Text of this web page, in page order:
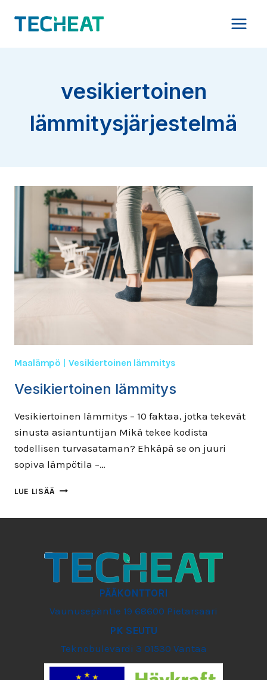
sisältöön
vesikiertoinen
lämmitysjärjestelmä
Maalämpö | Vesikiertoinen lämmitys
Vesikiertoinen lämmitys
Vesikiertoinen lämmitys – 10 faktaa, jotka tekevät
sinusta asiantuntijan Mikä tekee kodista
todellisen turvasataman? Ehkäpä se on juuri
sopiva lämpötila –…
LUE LISÄÄ VESIKIERTOINEN
PÄÄKONTTORI
Vaunusepäntie 19 68600 Pietarsaari
PK SEUTU
Teknobulevardi 3 01530 Vantaa